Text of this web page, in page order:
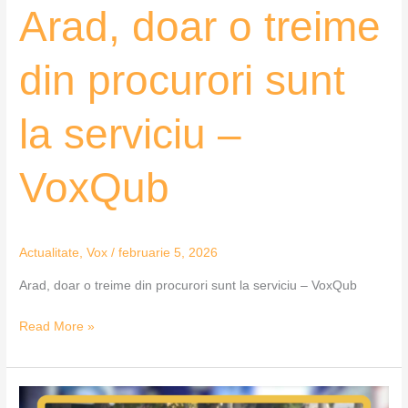
Arad, doar o treime
din procurori sunt
la serviciu –
VoxQub
Actualitate,Vox /februarie 5, 2026
Arad, doar o treime din procurori sunt la serviciu – VoxQub
VoxQub
Read More »
Rabla